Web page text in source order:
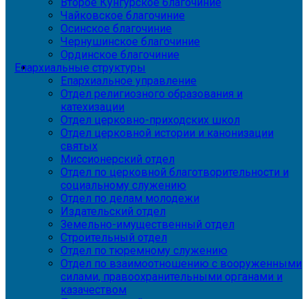
Чайковское благочиние
Осинское благочиние
Чернушинское благочиние
Ординское благочиние
Епархиальные структуры
Епархиальное управление
Отдел религиозного образования и
катехизации
Отдел церковно-приходских школ
Отдел церковной истории и канонизации
святых
Миссионерский отдел
Отдел по церковной благотворительности и
социальному служению
Отдел по делам молодежи
Издательский отдел
Земельно-имущественный отдел
Строительный отдел
Отдел по тюремному служению
Отдел по взаимоотношению с вооруженными
силами, правоохранительными органами и
казачеством